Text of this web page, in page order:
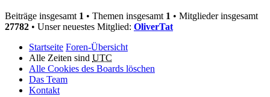
Beiträge insgesamt 1 • Themen insgesamt 1 • Mitglieder insgesamt
27782 • Unser neuestes Mitglied: OliverTat
Startseite Foren-Übersicht
Alle Zeiten sind UTC
Alle Cookies des Boards löschen
Das Team
Kontakt